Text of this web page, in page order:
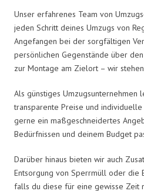
Unser erfahrenes Team von
jeden Schritt deines Umzugs von
Angefangen bei der sorgfältigen
persönlichen Gegenstände über
zur Montage am Zielort – wir
Als günstiges
transparente Preise und
gerne ein maßgeschneidertes
Bedürfnissen und deinem Budget
Darüber hinaus bieten wir auch
Entsorgung von Sperrmüll oder die
falls du diese für eine gewisse Zeit